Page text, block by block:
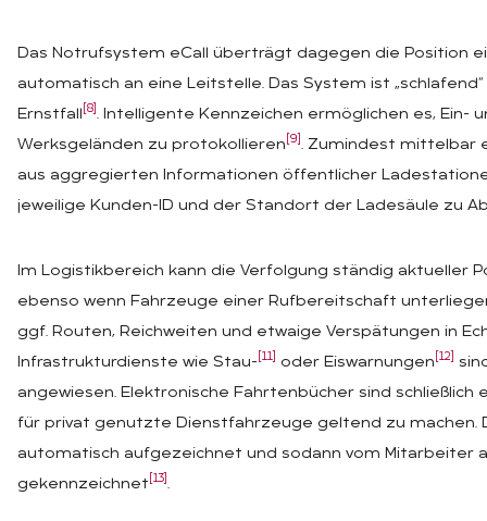
Das Notrufsystem eCall überträgt dagegen die Position
automatisch an eine Leitstelle. Das System ist
Ernstfall [8] . Intelligente Kennzeichen ermöglichen es, Ein-
Werksgeländen zu protokollieren [9] . Zumindest mittelbar
aus aggregierten Informationen öffentlicher
jeweilige Kunden-ID und der Standort der Ladesäule zu
Im Logistikbereich kann die Verfolgung ständig aktueller
ebenso wenn Fahrzeuge einer Rufbereitschaft
ggf. Routen, Reichweiten und etwaige Verspätungen in
Infrastrukturdienste wie Stau- [11] oder Eiswarnungen [12]
angewiesen. Elektronische Fahrtenbücher sind
für privat genutzte Dienstfahrzeuge geltend zu machen.
automatisch aufgezeichnet und sodann vom Mitarbeiter
gekennzeichnet [13] .